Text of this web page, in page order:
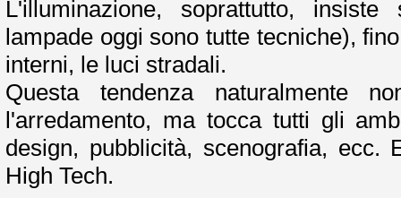
L'illuminazione, soprattutto, insiste
lampade oggi sono tutte tecniche),
interni, le luci stradali.
Questa tendenza naturalmente
l'arredamento, ma tocca tutti gli
design, pubblicità, scenografia, ecc.
High Tech.